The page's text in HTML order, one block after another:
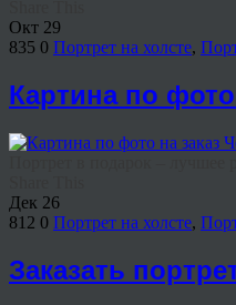
Окт 29
835 0 Портрет на холсте,
Картина по
Дек 26
812 0 Портрет на холсте,
Заказать